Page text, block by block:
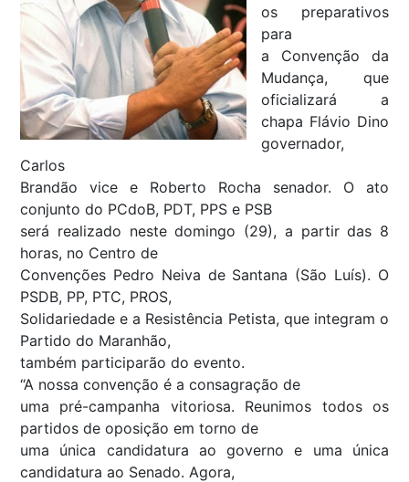
os preparativos
para
a Convenção da
Mudança, que
oficializará a
chapa Flávio Dino
governador,
Carlos
Brandão vice e Roberto Rocha senador. O ato
conjunto do PCdoB, PDT, PPS e PSB
será realizado neste domingo (29), a partir das 8
horas, no Centro de
Convenções Pedro Neiva de Santana (São Luís). O
PSDB, PP, PTC, PROS,
Solidariedade e a Resistência Petista, que integram o
Partido do Maranhão,
também participarão do evento.
“A nossa convenção é a consagração de
uma pré-campanha vitoriosa. Reunimos todos os
partidos de oposição em torno de
uma única candidatura ao governo e uma única
candidatura ao Senado. Agora,